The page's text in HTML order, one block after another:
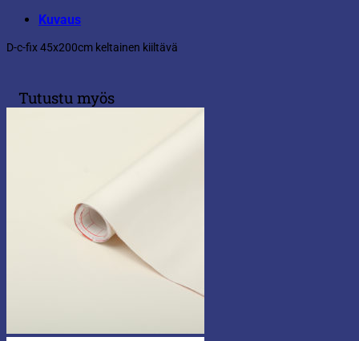
Kuvaus
D-c-fix 45x200cm keltainen kiiltävä
Tutustu myös